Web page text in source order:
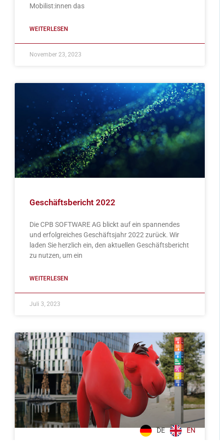
Mobilist:innen das
WEITERLESEN
November 23, 2023
Geschäftsbericht 2022
Die CPB SOFTWARE AG blickt auf ein spannendes
und erfolgreiches Geschäftsjahr 2022 zurück. Wir
laden Sie herzlich ein, den aktuellen Geschäftsbericht
zu nutzen, um ein
WEITERLESEN
Juli 3, 2023
DE EN